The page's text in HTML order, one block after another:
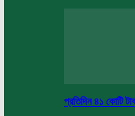
প্রতিদিন ৪১ কোটি